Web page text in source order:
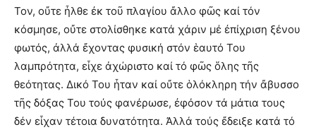
Τον, οὔτε ἦλθε ἐκ τοῦ πλαγίου ἄλλο φῶς καί τόν
κόσμησε, οὔτε στολίσθηκε κατά χάριν μέ ἐπίχριση ξένου
φωτός, ἀλλά ἔχοντας φυσική στόν ἑαυτό Του
λαμπρότητα, εἶχε ἀχώριστο καί τό φῶς ὅλης τῆς
θεότητας. Δικό Του ἦταν καί οὔτε ὁλόκληρη τήν ἄβυσσο
τῆς δόξας Του τούς φανέρωσε, ἐφόσον τά μάτια τους
δέν εἶχαν τέτοια δυνατότητα. Ἀλλά τούς ἔδειξε κατά τό